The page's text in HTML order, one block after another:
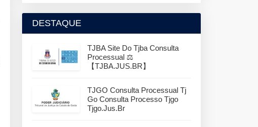
DESTAQUE
TJBA Site Do Tjba Consulta
Processual ⚖️
【TJBA.JUS.BR】
TJGO Consulta Processual Tj
Go Consulta Processo Tjgo
Tjgo.jus.br